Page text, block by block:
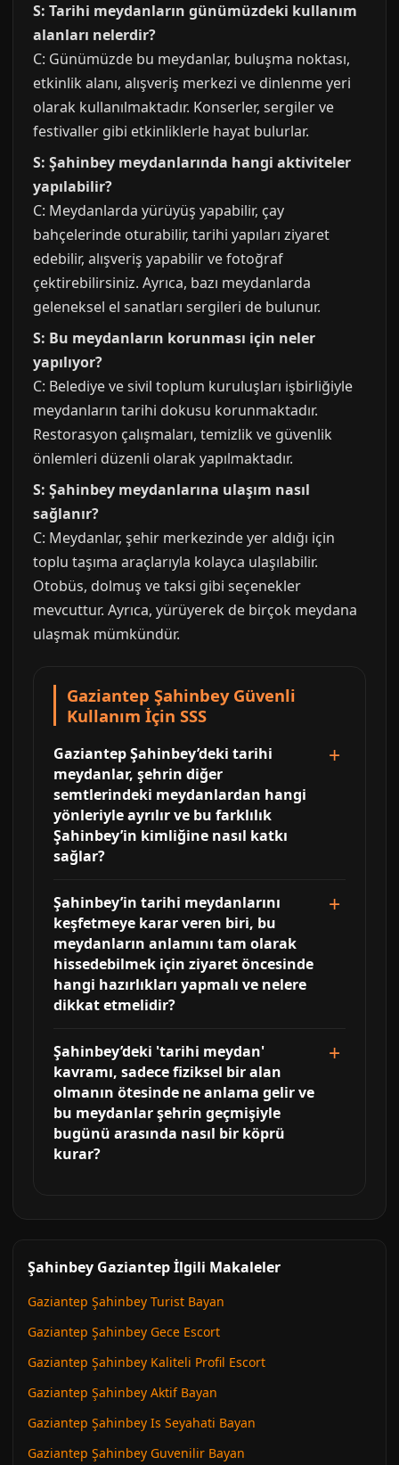
S: Tarihi meydanların günümüzdeki kullanım
alanları nelerdir?
C: Günümüzde bu meydanlar, buluşma noktası,
etkinlik alanı, alışveriş merkezi ve dinlenme yeri
olarak kullanılmaktadır. Konserler, sergiler ve
festivaller gibi etkinliklerle hayat bulurlar.
S: Şahinbey meydanlarında hangi aktiviteler
yapılabilir?
C: Meydanlarda yürüyüş yapabilir, çay
bahçelerinde oturabilir, tarihi yapıları ziyaret
edebilir, alışveriş yapabilir ve fotoğraf
çektirebilirsiniz. Ayrıca, bazı meydanlarda
geleneksel el sanatları sergileri de bulunur.
S: Bu meydanların korunması için neler
yapılıyor?
C: Belediye ve sivil toplum kuruluşları işbirliğiyle
meydanların tarihi dokusu korunmaktadır.
Restorasyon çalışmaları, temizlik ve güvenlik
önlemleri düzenli olarak yapılmaktadır.
S: Şahinbey meydanlarına ulaşım nasıl
sağlanır?
C: Meydanlar, şehir merkezinde yer aldığı için
toplu taşıma araçlarıyla kolayca ulaşılabilir.
Otobüs, dolmuş ve taksi gibi seçenekler
mevcuttur. Ayrıca, yürüyerek de birçok meydana
ulaşmak mümkündür.
Gaziantep Şahinbey Güvenli
Kullanım İçin SSS
Gaziantep Şahinbey’deki tarihi
meydanlar, şehrin diğer
semtlerindeki meydanlardan hangi
yönleriyle ayrılır ve bu farklılık
Şahinbey’in kimliğine nasıl katkı
sağlar?
Şahinbey’in tarihi meydanlarını
keşfetmeye karar veren biri, bu
meydanların anlamını tam olarak
hissedebilmek için ziyaret öncesinde
hangi hazırlıkları yapmalı ve nelere
dikkat etmelidir?
Şahinbey’deki 'tarihi meydan'
kavramı, sadece fiziksel bir alan
olmanın ötesinde ne anlama gelir ve
bu meydanlar şehrin geçmişiyle
bugünü arasında nasıl bir köprü
kurar?
Şahinbey Gaziantep İlgili Makaleler
Gaziantep Şahinbey Turist Bayan
Gaziantep Şahinbey Gece Escort
Gaziantep Şahinbey Kaliteli Profil Escort
Gaziantep Şahinbey Aktif Bayan
Gaziantep Şahinbey Is Seyahati Bayan
Gaziantep Şahinbey Guvenilir Bayan